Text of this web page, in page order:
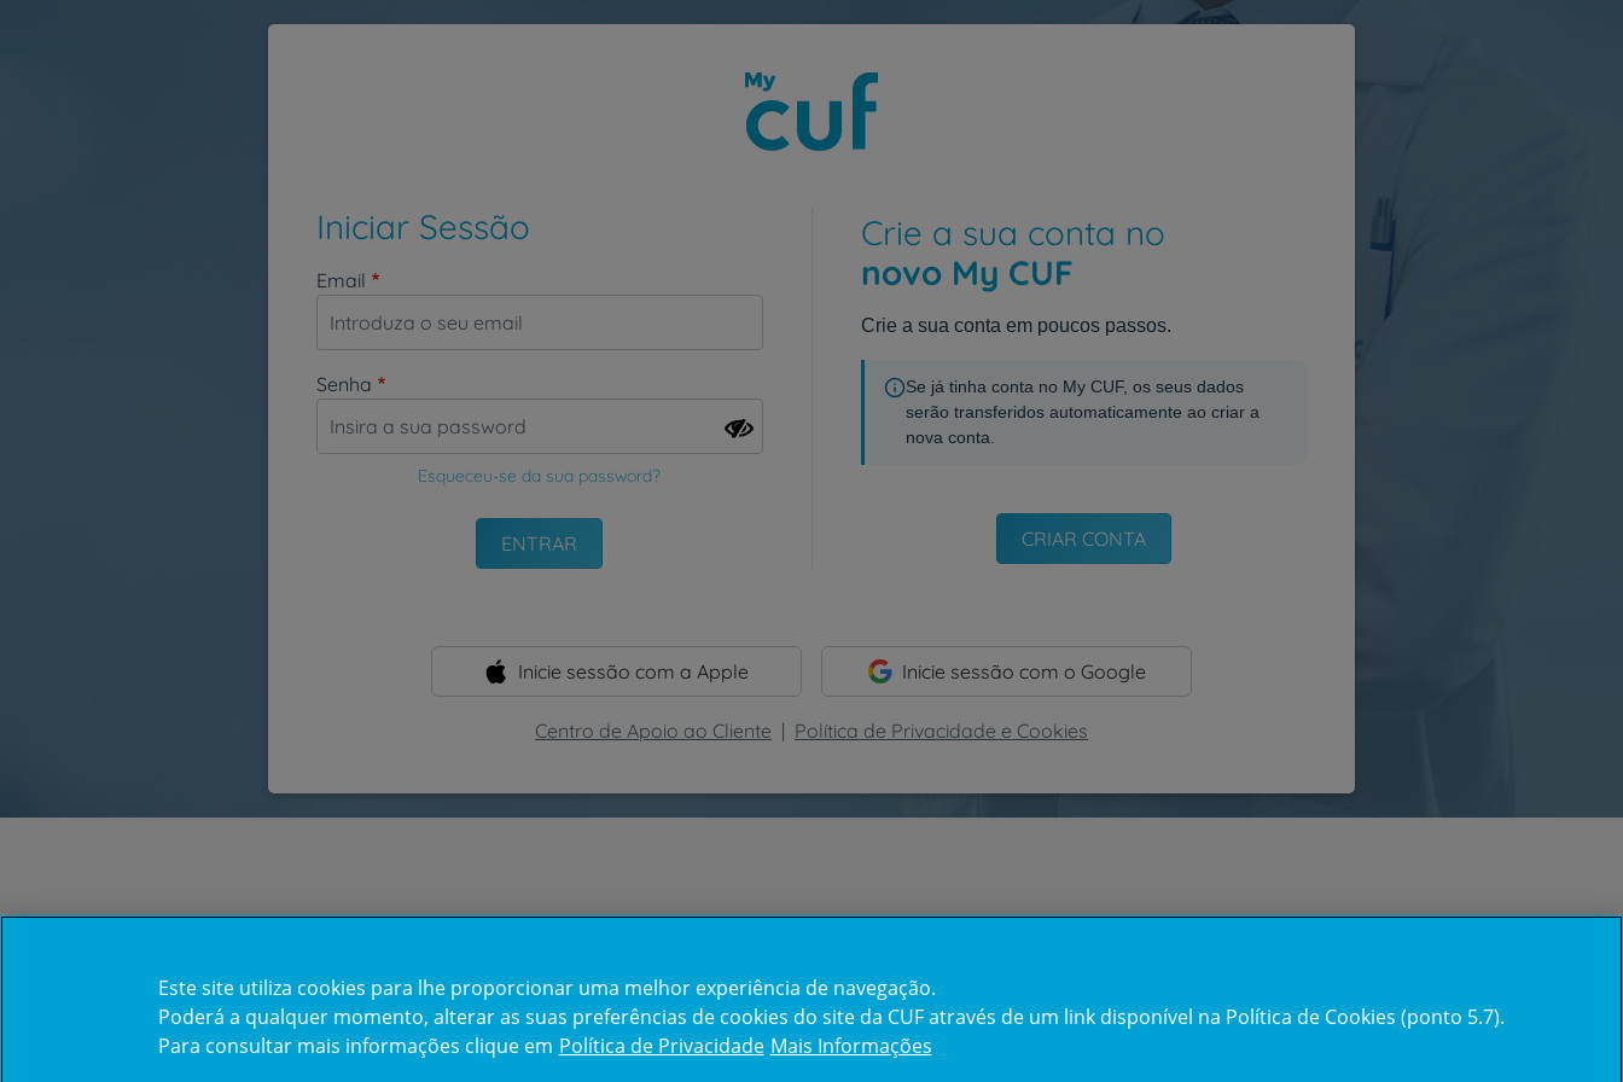
Iniciar Sessão
Email
Senha
Esqueceu-se da sua password?
Crie a sua conta no
novo My CUF
Crie a sua conta em poucos passos.
Se já tinha conta no My CUF, os seus dados
serão transferidos automaticamente ao criar a
nova conta.
CRIAR CONTA
Inicie sessão com a Apple Inicie sessão com o Google
Centro de Apoio ao Cliente | Política de Privacidade e Cookies
Este site utiliza cookies para lhe proporcionar uma melhor experiência de navegação.
Poderá a qualquer momento, alterar as suas preferências de cookies do site da CUF através de um link disponível na Política de Cookies (ponto 5.7).
Para consultar mais informações clique em Política de Privacidade Mais Informações